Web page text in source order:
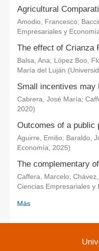
Agricultural
Amodio, Francesco;
Empresariales y
The effect of Crianza
Balsa, Ana; López Boo,
María del Luján (
Small incentives
Cabrera, José María;
2020)
Outcomes of a public
Aguirre, Emilio; Baraldo,
Economía, 2025)
The complementary
Caffera, Marcelo;
Ciencias Empresariales y
Más